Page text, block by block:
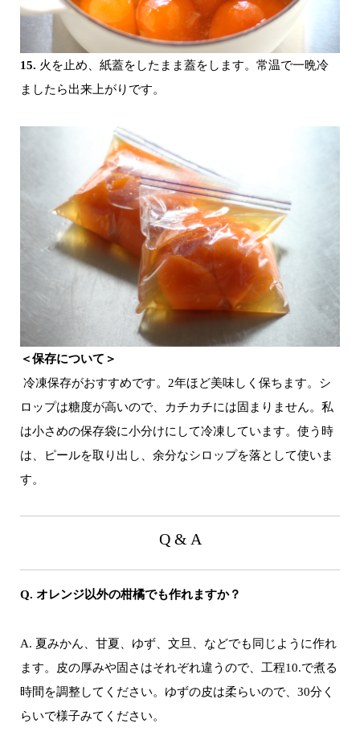
15. 火を止め、紙蓋をしたまま蓋をします。常温で一晩冷
ましたら出来上がりです。
＜保存について＞
冷凍保存がおすすめです。2年ほど美味しく保ちます。シ
ロップは糖度が高いので、カチカチには固まりません。私
は小さめの保存袋に小分けにして冷凍しています。使う時
は、ピールを取り出し、余分なシロップを落として使いま
す。
Q & A
Q. オレンジ以外の柑橘でも作れますか？
A. 夏みかん、甘夏、ゆず、文旦、などでも同じように作れ
ます。皮の厚みや固さはそれぞれ違うので、工程10.で煮る
時間を調整してください。ゆずの皮は柔らいので、30分く
らいで様子みてください。